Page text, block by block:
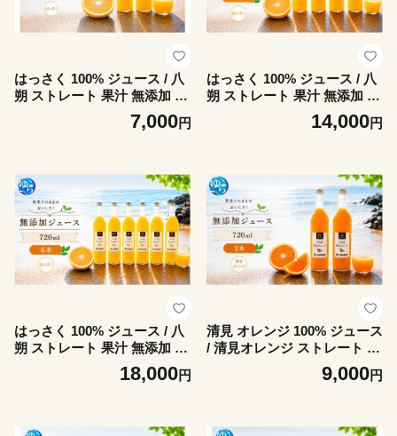
はっさく 100% ジュース / 八
朔 ストレート 果汁 無添加 柑
橘 和歌山 7000円 720ml ※北
海道・沖縄・離島への配送不
7,000円
はっさく 100% ジュース / 八
朔 ストレート 果汁 無添加 柑
橘 和歌山 14000円 720ml ※
北海道・沖縄・離島への配送
14,000円
はっさく 100% ジュース / 八
朔 ストレート 果汁 無添加 柑
橘 和歌山 18000円 720ml ※
北海道・沖縄・離島への配送
18,000円
清見 オレンジ 100% ジュース
/ 清見オレンジ ストレート 果
汁 無添加 柑橘 和歌山 9000円
720ml ※北海道・沖縄・離島
9,000円